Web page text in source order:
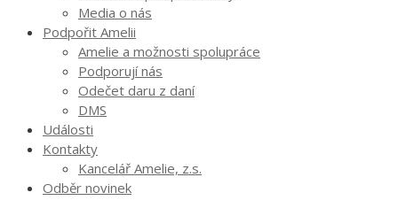
Media o nás
Podpořit Amelii
Amelie a možnosti spolupráce
Podporují nás
Odečet daru z daní
DMS
Události
Kontakty
Kancelář Amelie, z.s.
Odběr novinek